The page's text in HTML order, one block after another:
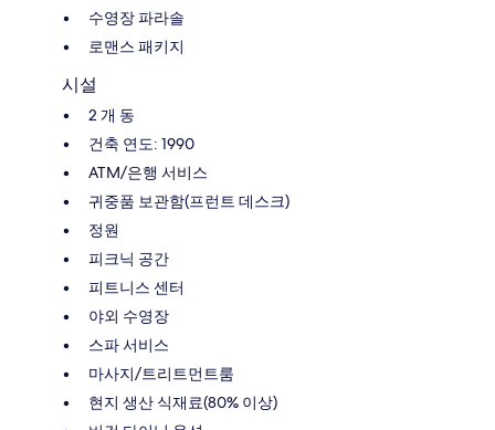
수영장 파라솔
로맨스 패키지
시설
2 개 동
건축 연도: 1990
ATM/은행 서비스
귀중품 보관함(프런트 데스크)
정원
피크닉 공간
피트니스 센터
야외 수영장
스파 서비스
마사지/트리트먼트룸
현지 생산 식재료(80% 이상)